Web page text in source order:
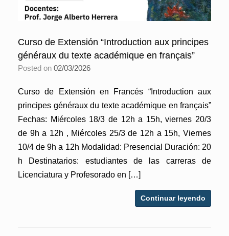
Curso de Extensión “Introduction aux principes
généraux du texte académique en français”
Posted on 02/03/2026
Curso de Extensión en Francés “Introduction aux
principes généraux du texte académique en français”
Fechas: Miércoles 18/3 de 12h a 15h, viernes 20/3
de 9h a 12h , Miércoles 25/3 de 12h a 15h, Viernes
10/4 de 9h a 12h Modalidad: Presencial Duración: 20
h Destinatarios: estudiantes de las carreras de
Licenciatura y Profesorado en […]
Continuar leyendo